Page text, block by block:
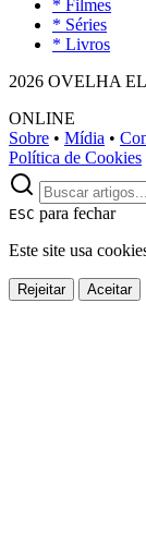
* Filmes
* Séries
* Livros
2026 OVELHA
ONLINE
Sobre • Mídia •
Política de Cookies
ESC para fechar
Este site usa
Rejeitar Aceitar